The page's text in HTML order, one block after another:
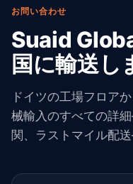
お問い合わせ
Suaid
国に輸送し
ドイツの工場フロア
械輸入のすべての詳
関、ラストマイル配